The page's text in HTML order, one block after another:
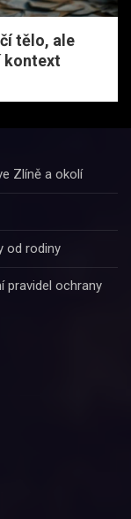
tělo, ale
kontext
Zlíně a okolí
od rodiny
pravidel ochrany